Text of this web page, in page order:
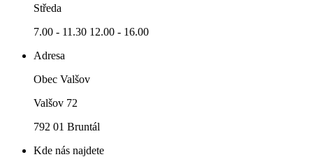
Středa
7.00 - 11.30 12.00 - 16.00
Adresa
Obec Valšov
Valšov 72
792 01 Bruntál
Kde nás najdete